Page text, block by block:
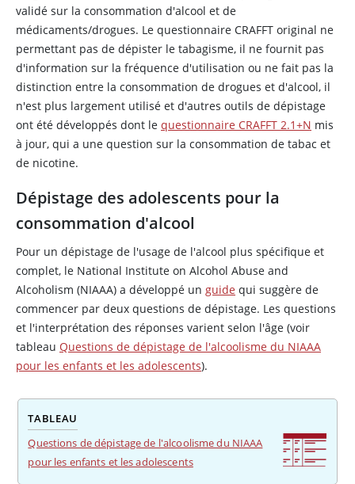
validé sur la consommation d'alcool et de
médicaments/drogues. Le questionnaire CRAFFT original ne
permettant pas de dépister le tabagisme, il ne fournit pas
d'information sur la fréquence d'utilisation ou ne fait pas la
distinction entre la consommation de drogues et d'alcool, il
n'est plus largement utilisé et d'autres outils de dépistage
ont été développés dont le questionnaire CRAFFT 2.1+N mis
à jour, qui a une question sur la consommation de tabac et
de nicotine.
Dépistage des adolescents pour la
consommation d'alcool
Pour un dépistage de l'usage de l'alcool plus spécifique et
complet, le National Institute on Alcohol Abuse and
Alcoholism (NIAAA) a développé un guide qui suggère de
commencer par deux questions de dépistage. Les questions
et l'interprétation des réponses varient selon l'âge (voir
tableau Questions de dépistage de l'alcoolisme du NIAAA
pour les enfants et les adolescents).
TABLEAU
Questions de dépistage de l'alcoolisme du NIAAA
pour les enfants et les adolescents